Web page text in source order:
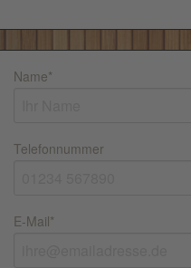
Name*
Telefonnummer
E-Mail*